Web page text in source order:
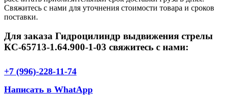
Свяжитесь с нами для уточнения стоимости товара и сроков
поставки.
Для заказа Гидроцилиндр выдвижения стрелы
КС-65713-1.64.900-1-03 свяжитесь с нами:
+7 (996)-228-11-74
Написать в WhatApp